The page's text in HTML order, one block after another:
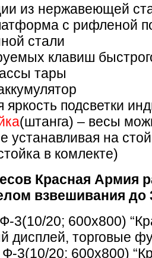
из нержавеющей
с рифленой
стали
клавиш
тары
яркость подсветки
(штанга) – весы
устанавливая на
в комлекте)
Красная Армия
взвешивания до
20; 600х800)
дисплей, торговые
20; 600х800)